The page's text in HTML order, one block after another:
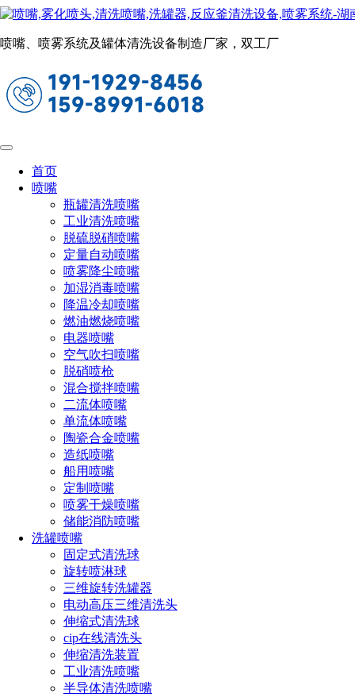
喷嘴、喷雾系统及罐体清洗设备制造厂家，双工厂
首页
喷嘴
瓶罐清洗喷嘴
工业清洗喷嘴
脱硫脱硝喷嘴
定量自动喷嘴
喷雾降尘喷嘴
加湿消毒喷嘴
降温冷却喷嘴
燃油燃烧喷嘴
电器喷嘴
空气吹扫喷嘴
脱硝喷枪
混合搅拌喷嘴
二流体喷嘴
单流体喷嘴
陶瓷合金喷嘴
造纸喷嘴
船用喷嘴
定制喷嘴
喷雾干燥喷嘴
储能消防喷嘴
洗罐喷嘴
固定式清洗球
旋转喷淋球
三维旋转洗罐器
电动高压三维清洗头
伸缩式清洗球
cip在线清洗头
伸缩清洗装置
工业清洗喷嘴
半导体清洗喷嘴
新闻动态
2023-10-25 09:24:53 阅读量：723
术的核心设备之一，其方案的选择对于脱硝技术的效果和效率
一、方案概述
水泥厂脱硝喷枪方案的核心是采用高效喷射技术，将还
方案具有以下特点：
1.高效性：采用高效喷射技术，确保还原剂与氮氧化物充
2.可靠性：选用耐腐蚀、耐高温的材料，确保喷枪在使
3.节能性：优化喷枪设计，降低能耗，减少运行成本。
4.环保性：有效降低氮氧化物的排放，减少对环境的污染